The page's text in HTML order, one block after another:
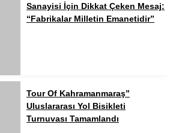
Sanayisi İçin Dikkat Çeken Mesaj:
“Fabrikalar Milletin Emanetidir”
Tour Of Kahramanmaraş”
Uluslararası Yol Bisikleti
Turnuvası Tamamlandı